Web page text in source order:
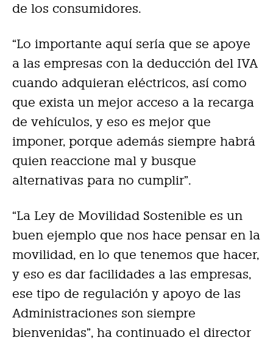
de los consumidores.
“Lo importante aquí sería que se apoye
a las empresas con la deducción del IVA
cuando adquieran eléctricos, así como
que exista un mejor acceso a la recarga
de vehículos, y eso es mejor que
imponer, porque además siempre habrá
quien reaccione mal y busque
alternativas para no cumplir”.
“La Ley de Movilidad Sostenible es un
buen ejemplo que nos hace pensar en la
movilidad, en lo que tenemos que hacer,
y eso es dar facilidades a las empresas,
ese tipo de regulación y apoyo de las
Administraciones son siempre
bienvenidas”, ha continuado el director